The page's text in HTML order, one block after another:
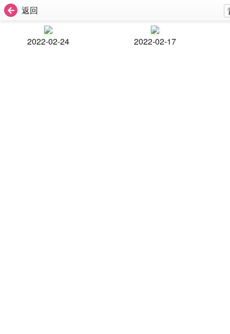
返回
2022-02-24 2022-02-17